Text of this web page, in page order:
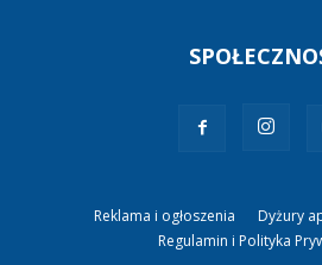
Reklama i ogłoszenia Dyżury
Regulamin i Polityka